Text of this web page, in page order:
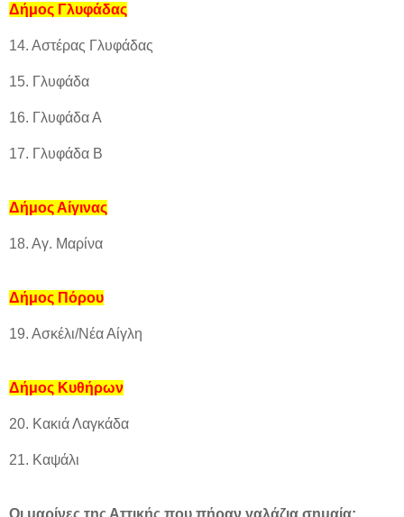
Δήμος Γλυφάδας
14. Αστέρας Γλυφάδας
15. Γλυφάδα
16. Γλυφάδα Α
17. Γλυφάδα Β
Δήμος Αίγινας
18. Αγ. Μαρίνα
Δήμος Πόρου
19. Ασκέλι/Νέα Αίγλη
Δήμος Κυθήρων
20. Κακιά Λαγκάδα
21. Καψάλι
Οι μαρίνες της Αττικής που πήραν γαλάζια σημαία: